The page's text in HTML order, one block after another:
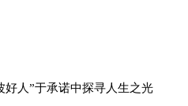
好人”于承诺中探寻人生之光